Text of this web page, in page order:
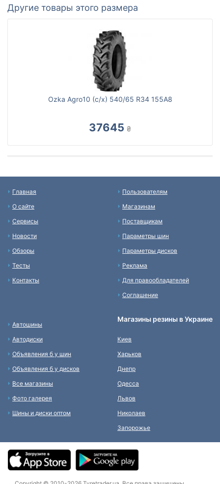
Другие товары этого размера
Ozka Agro10 (с/х) 540/65 R34 155A8
37645 ₴
Главная
О сайте
Сервисы
Новости
Обзоры
Тесты
Контакты
Пользователям
Магазинам
Поставщикам
Параметры шин
Параметры дисков
Реклама
Для правообладателей
Соглашение
Автошины
Автодиски
Объявления б у шин
Объявления б у дисков
Все магазины
Фото галерея
Шины и диски оптом
Магазины резины в Украине
Киев
Харьков
Днепр
Одесса
Львов
Николаев
Запорожье